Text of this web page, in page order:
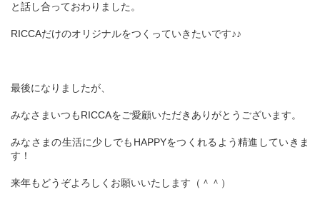
と話し合っておわりました。
RICCAだけのオリジナルをつくっていきたいです♪♪
最後になりましたが、
みなさまいつもRICCAをご愛顧いただきありがとうございます。
みなさまの生活に少しでもHAPPYをつくれるよう精進していきま
す！
来年もどうぞよろしくお願いいたします（＾＾）